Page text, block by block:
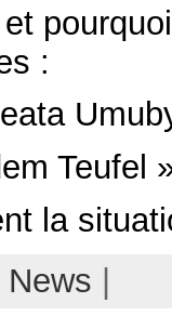
:
Teufel
la
News